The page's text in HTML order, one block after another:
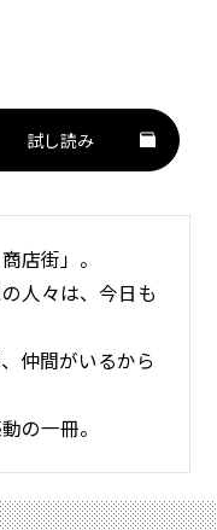
試し読み
店街」。
人々は、今日も
仲間がいるから
の一冊。